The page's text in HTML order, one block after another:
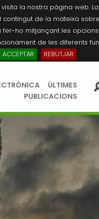
la nostra pàgina web.
de la mateixa
ho mitjançant les
de les diferents
ACCEPTAR
REBUTJAR
ÚLTIMES
PUBLICACIONS